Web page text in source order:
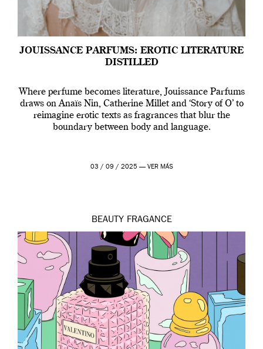
JOUISSANCE PARFUMS: EROTIC LITERATURE
DISTILLED
Where perfume becomes literature, Jouissance Parfums
draws on Anaïs Nin, Catherine Millet and ‘Story of O’ to
reimagine erotic texts as fragrances that blur the
boundary between body and language.
03 / 09 / 2025 — VER MÁS
BEAUTY FRAGANCE